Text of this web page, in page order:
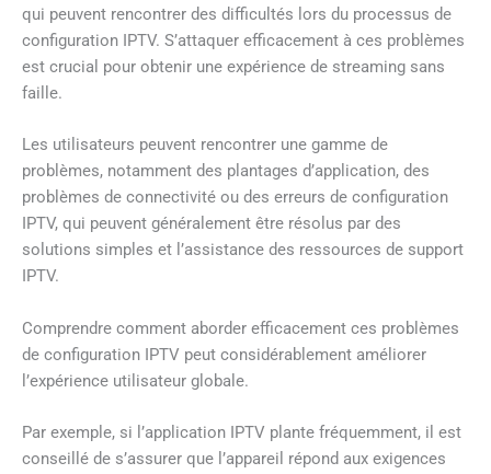
qui peuvent rencontrer des difficultés lors du processus de
configuration IPTV. S’attaquer efficacement à ces problèmes
est crucial pour obtenir une expérience de streaming sans
faille.
Les utilisateurs peuvent rencontrer une gamme de
problèmes, notamment des plantages d’application, des
problèmes de connectivité ou des erreurs de configuration
IPTV, qui peuvent généralement être résolus par des
solutions simples et l’assistance des ressources de support
IPTV.
Comprendre comment aborder efficacement ces problèmes
de configuration IPTV peut considérablement améliorer
l’expérience utilisateur globale.
Par exemple, si l’application IPTV plante fréquemment, il est
conseillé de s’assurer que l’appareil répond aux exigences